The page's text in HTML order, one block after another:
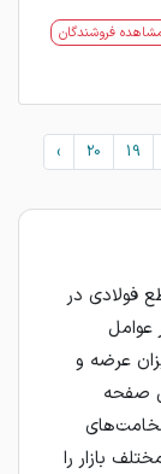
فروشندگان
19
20
›
فولادی در
عوامل
عرضه و
صفحه
بازار را